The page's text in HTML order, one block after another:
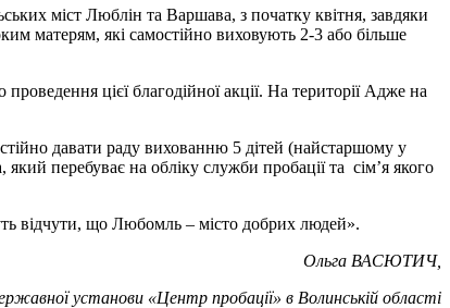
міст Люблін та Варшава, з початку квітня, завдяки
матерям, які самостійно виховують 2-3 або більше
цієї благодійної акції. На території Адже на
давати раду вихованню 5 дітей (найстаршому у
перебуває на обліку служби пробації та сім’я якого
відчути, що Любомль – місто добрих людей».
Ольга ВАСЮТИЧ,
установи «Центр пробації» в Волинській області